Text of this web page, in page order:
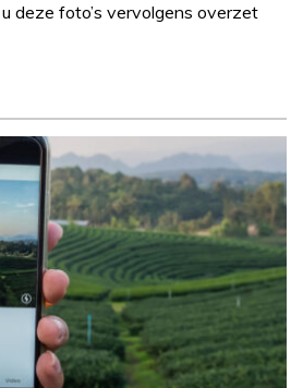
deze foto’s vervolgens overzet